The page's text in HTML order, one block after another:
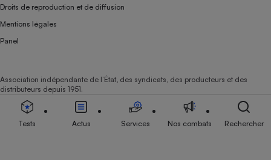
Droits de reproduction et de diffusion
Mentions légales
Panel
Association indépendante de l’État, des syndicats, des producteurs et des
distributeurs depuis 1951.
Tests Actus Services Nos combats Rechercher